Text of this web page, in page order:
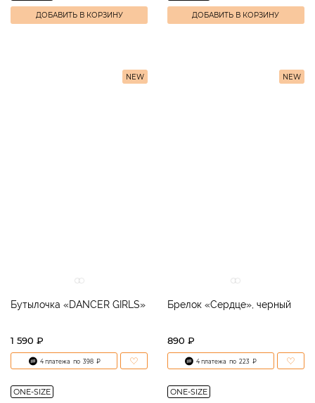
ДОБАВИТЬ В КОРЗИНУ ДОБАВИТЬ В КОРЗИНУ
NEW
Бутылочка «DANCER GIRLS»
1 590 ₽
4 платежа по 398 ₽
ONE-SIZE
NEW
Брелок «Сердце», черный
890 ₽
4 платежа по 223 ₽
ONE-SIZE